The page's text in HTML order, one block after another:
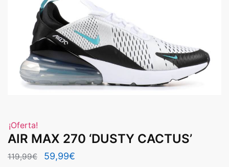
¡Oferta!
AIR MAX 270 ‘DUSTY CACTUS’
119,99€
El
59,99€